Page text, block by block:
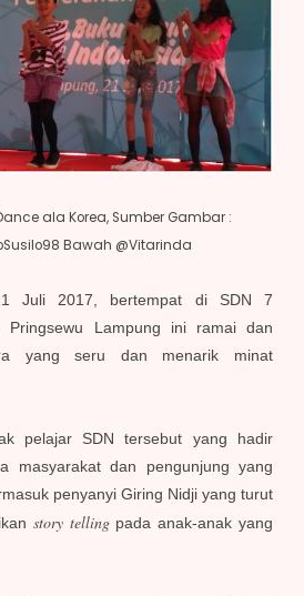
ala Korea, Sumber Gambar :
Bawah @Vitarinda
Juli 2017, bertempat di SDN 7
Pringsewu Lampung ini ramai dan
yang seru dan menarik minat
pelajar SDN tersebut yang hadir
masyarakat dan pengunjung yang
penyanyi Giring Nidji yang turut
story tellingpada anak-anak yang